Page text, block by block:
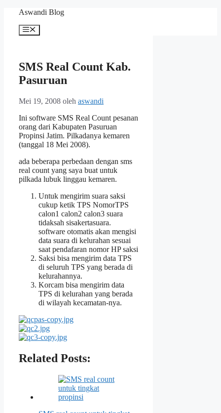
Langsung
Aswandi Blog
Menu
SMS Real Count Kab.
Pasuruan
Mei 19, 2008 oleh aswandi
Ini software SMS Real Count pesanan
orang dari Kabupaten Pasuruan
Propinsi Jatim. Pilkadanya kemaren
(tanggal 18 Mei 2008).
ada beberapa perbedaan dengan sms
real count yang saya buat untuk
pilkada lubuk linggau kemaren.
Untuk mengirim suara saksi
cukup ketik TPS NomorTPS
calon1 calon2 calon3 suara
tidaksah sisakertasuara.
software otomatis akan mengisi
data suara di kelurahan sesuai
saat pendafaran nomor HP saksi
Saksi bisa mengirim data TPS
di seluruh TPS yang berada di
kelurahannya.
Korcam bisa mengirim data
TPS di kelurahan yang berada
di wilayah kecamatan-nya.
Related Posts: